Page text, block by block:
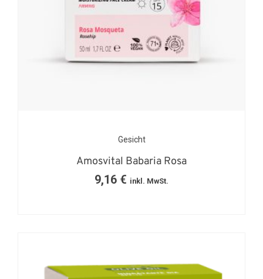
Gesicht
Amosvital Babaria Rosa
9,16 € inkl. MwSt.